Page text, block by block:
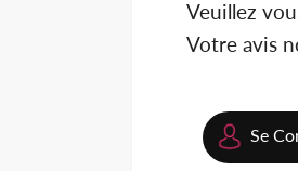
Veuillez
Votre avis
Se